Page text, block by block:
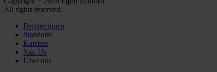
All rights reserved.
Berater:innen
Standorte
Karriere
Join Us
Über uns